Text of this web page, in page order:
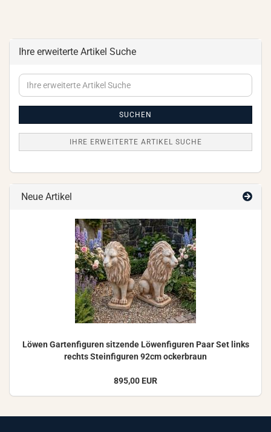
Ihre erweiterte Artikel Suche
Ihre
erweiterte
SUCHEN
IHRE ERWEITERTE ARTIKEL SUCHE
Neue Artikel
Löwen Gar­ten­fi­gu­ren sit­zen­de Lö­wen­fi­gu­ren Paar Set links
rechts Stein­fi­gu­ren 92cm ocker­braun
895,00 EUR